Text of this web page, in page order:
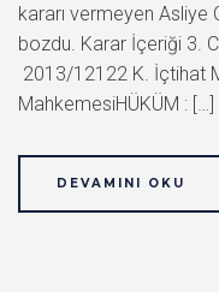
kararı vermeyen Asliye
bozdu. Karar İçeriği
2013/12122 K. İçtihat
MahkemesiHÜKÜM : […]
DEVAMINI OKU